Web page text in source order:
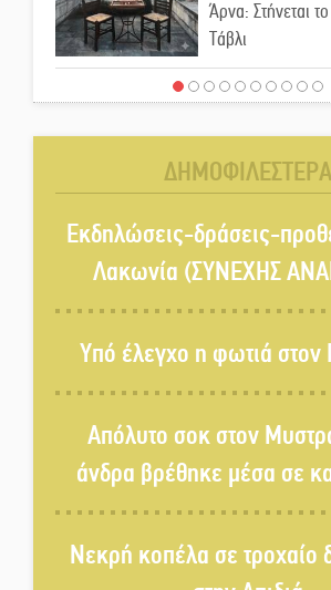
Άρνα: Στήνεται
Τάβλι
Αυθεντικό γλέντι
Το τελεφερίκ
στο τραπέζι του
διαλόγου
Πολιτισμός και
ραντεβού στην
Η Σοχά
δυναμικό
Ματάλειο
εβδομάδα του
ΔΗΜΟΦΙΛΕΣΤΕΡΑ
Εκδηλώσεις-δράσεις-
Λακωνία (ΣΥΝΕΧΗΣ
Υπό έλεγχο η φωτιά
Απόλυτο σοκ στον
άνδρα βρέθηκε μέσα σε
Νεκρή κοπέλα σε τροχαίο